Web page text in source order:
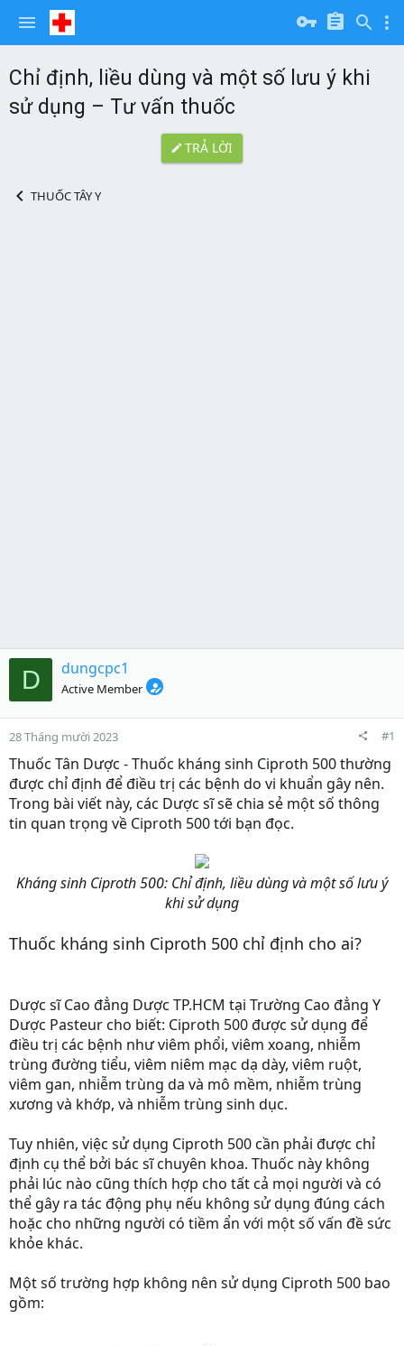
Chỉ định, liều dùng và một số lưu ý khi
sử dụng – Tư vấn thuốc
TRẢ LỜI
THUỐC TÂY Y
D dungcpc1
Active Member
28 Tháng mười 2023 #1
Thuốc Tân Dược -Thuốc kháng sinh Ciproth 500 thường
được chỉ định để điều trị các bệnh do vi khuẩn gây nên.
Trong bài viết này, các Dược sĩ sẽ chia sẻ một số thông
tin quan trọng về Ciproth 500 tới bạn đọc.
Kháng sinh Ciproth 500: Chỉ định, liều dùng và một số lưu ý
khi sử dụng
Thuốc kháng sinh Ciproth 500 chỉ định cho ai?
Dược sĩCao đẳng Dược TP.HCM tại Trường Cao đẳng Y
Dược Pasteur cho biết: Ciproth 500 được sử dụng để
điều trị các bệnh như viêm phổi, viêm xoang, nhiễm
trùng đường tiểu, viêm niêm mạc dạ dày, viêm ruột,
viêm gan, nhiễm trùng da và mô mềm, nhiễm trùng
xương và khớp, và nhiễm trùng sinh dục.
Tuy nhiên, việc sử dụng Ciproth 500 cần phải được chỉ
định cụ thể bởi bác sĩ chuyên khoa. Thuốc này không
phải lúc nào cũng thích hợp cho tất cả mọi người và có
thể gây ra tác động phụ nếu không sử dụng đúng cách
hoặc cho những người có tiềm ẩn với một số vấn đề sức
khỏe khác.
Một số trường hợp không nên sử dụng Ciproth 500 bao
gồm: